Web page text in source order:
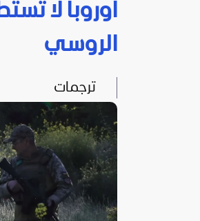
أوروبا لا
الروسي
ترجمات